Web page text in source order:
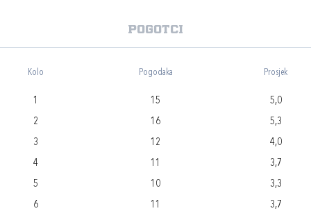
Pogotci
Kolo Pogodaka Prosjek
1 15
5,0
2
16
5,3
3
12
4,0
4
11
3,7
5
10
3,3
6
11
3,7